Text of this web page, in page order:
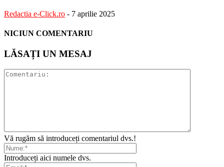
Redactia e-Click.ro - 7 aprilie 2025
NICIUN COMENTARIU
LĂSAȚI UN MESAJ
Vă rugăm să introduceți comentariul dvs.!
Introduceți aici numele dvs.